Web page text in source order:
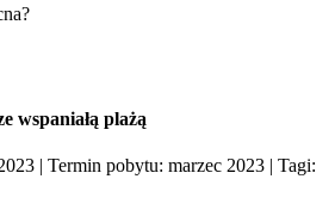
wspaniałą plażą
| Termin pobytu: marzec 2023 | Tagi: